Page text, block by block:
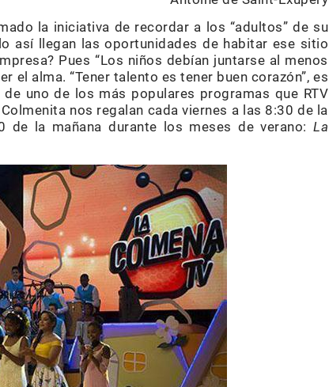
la iniciativa de recordar a los “adultos” de su
así llegan las oportunidades de habitar ese sitio
Pues “Los niños debían juntarse al menos
el alma. “Tener talento es tener buen corazón”, es
uno de los más populares programas que RTV
nos regalan cada viernes a las 8:30 de la
la mañana durante los meses de verano: La